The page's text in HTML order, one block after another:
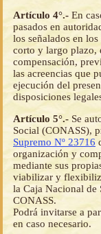
Artículo 4°.- En
pasados en
los señalados en
corto y largo plazo,
compensación,
las acreencias que
ejecución del
disposiciones
Artículo 5°.- Se
Social (CONASS),
Supremo Nº 23716
organización y
mediante sus
viabilizar y
la Caja Nacional de
CONASS.
Podrá invitarse a
en caso necesario.